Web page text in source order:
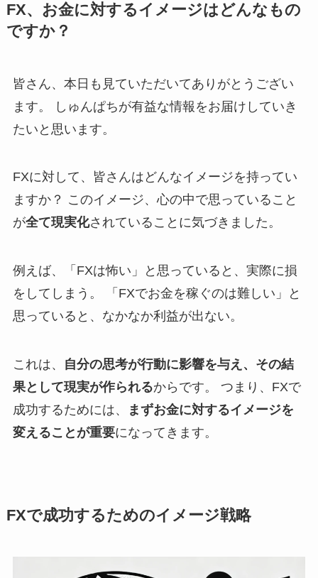
FX、お金に対するイメージはどんなもの
ですか？
皆さん、本日も見ていただいてありがとうござい
ます。 しゅんぱちが有益な情報をお届けしていき
たいと思います。
FXに対して、皆さんはどんなイメージを持ってい
ますか？ このイメージ、心の中で思っていること
が全て現実化されていることに気づきました。
例えば、「FXは怖い」と思っていると、実際に損
をしてしまう。 「FXでお金を稼ぐのは難しい」と
思っていると、なかなか利益が出ない。
これは、
自分の思考が行動に影響を与え、その結
果として現実が作られるからです。 つまり、FXで
成功するためには、
まずお金に対するイメージを
変えることが重要になってきます。
FXで成功するためのイメージ戦略